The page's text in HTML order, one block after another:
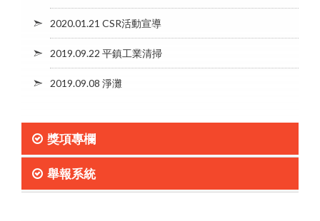
2020.01.21 CSR活動宣導
2019.09.22 平鎮工業清掃
2019.09.08 淨灘
獎項專欄
舉報系統